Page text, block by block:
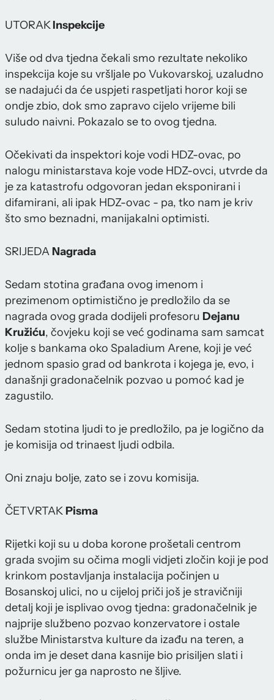
UTORAKInspekcije
Više od dva tjedna čekali smo rezultate nekoliko
inspekcija koje su vršljale po Vukovarskoj, uzaludno
se nadajući da će uspjeti raspetljati horor koji se
ondje zbio, dok smo zapravo cijelo vrijeme bili
suludo naivni. Pokazalo se to ovog tjedna.
Očekivati da inspektori koje vodi HDZ-ovac, po
nalogu ministarstava koje vode HDZ-ovci, utvrde da
je za katastrofu odgovoran jedan eksponirani i
difamirani, ali ipak HDZ-ovac - pa, tko nam je kriv
što smo beznadni, manijakalni optimisti.
SRIJEDA Nagrada
Sedam stotina građana ovog imenom i
prezimenom optimistično je predložilo da se
nagrada ovog grada dodijeli profesoru Dejanu
Kružiću, čovjeku koji se već godinama sam samcat
kolje s bankama oko Spaladium Arene, koji je već
jednom spasio grad od bankrota i kojega je, evo, i
današnji gradonačelnik pozvao u pomoć kad je
zagustilo.
Sedam stotina ljudi to je predložilo, pa je logično da
je komisija od trinaest ljudi odbila.
Oni znaju bolje, zato se i zovu komisija.
ČETVRTAK Pisma
Rijetki koji su u doba korone prošetali centrom
grada svojim su očima mogli vidjeti zločin koji je pod
krinkom postavljanja instalacija počinjen u
Bosanskoj ulici, no u cijeloj priči još je stravičniji
detalj koji je isplivao ovog tjedna: gradonačelnik je
najprije službeno pozvao konzervatore i ostale
službe Ministarstva kulture da izađu na teren, a
onda im je deset dana kasnije bio prisiljen slati i
požurnicu jer ga naprosto ne šljive.